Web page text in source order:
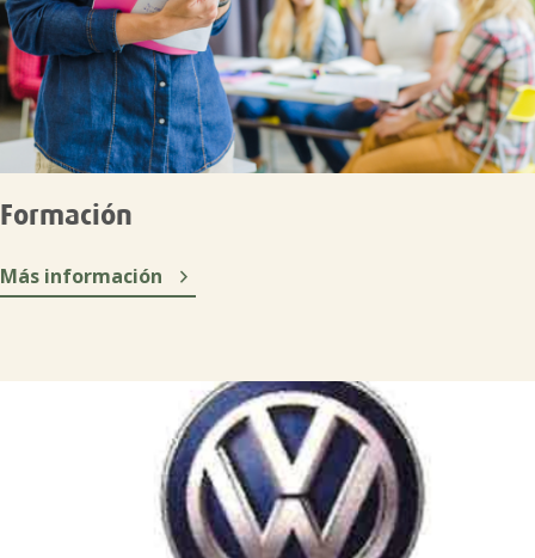
Formación
Más información 